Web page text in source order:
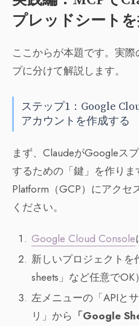
プレッドシート
ここからが本題です。実
プに分けて解説します。
ステップ1：Google
アカウントを作成する
まず、ClaudeがGoogleス
するための「鍵」を作り
Platform（GCP）にアクセ
ください。
Google Cloud Console
新しいプロジェクトを
sheets」など任意でOK）
左メニューの「APIと
リ」から 「Google